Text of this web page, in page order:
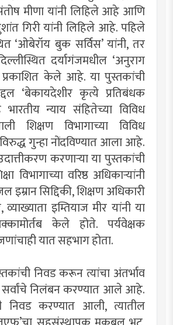
मीणा यांनी लिहिले आहे आणि
गिरी यांनी लिहिले आहे. पहिले
‘ओबेरॉय बुक सर्विस’ यांनी, तर
दर्यागंजमधील ‘अनुराग
प्रकाशित केले आहे. या पुस्तकांची
‘बेकायदेशीर कृत्ये प्रतिबंधक
न्याय संहितेच्या विविध
शिक्षण विभागाच्या विविध
गुन्हा नोंदविण्यात आला आहे.
करणार्‍या या पुस्तकांची
विभागाच्या वरिष्ठ अधिकार्‍यांनी
सिद्दिकी, शिक्षण अधिकारी
इम्तियाज मीर यांनी या
केले होते. पर्यवेक्षक
यात सहभाग होता.
निवड करून त्यांचा अंतर्भाव
सर्वांचे निलंबन करण्यात आले आहे.
निवड करण्यात आली, त्यातील